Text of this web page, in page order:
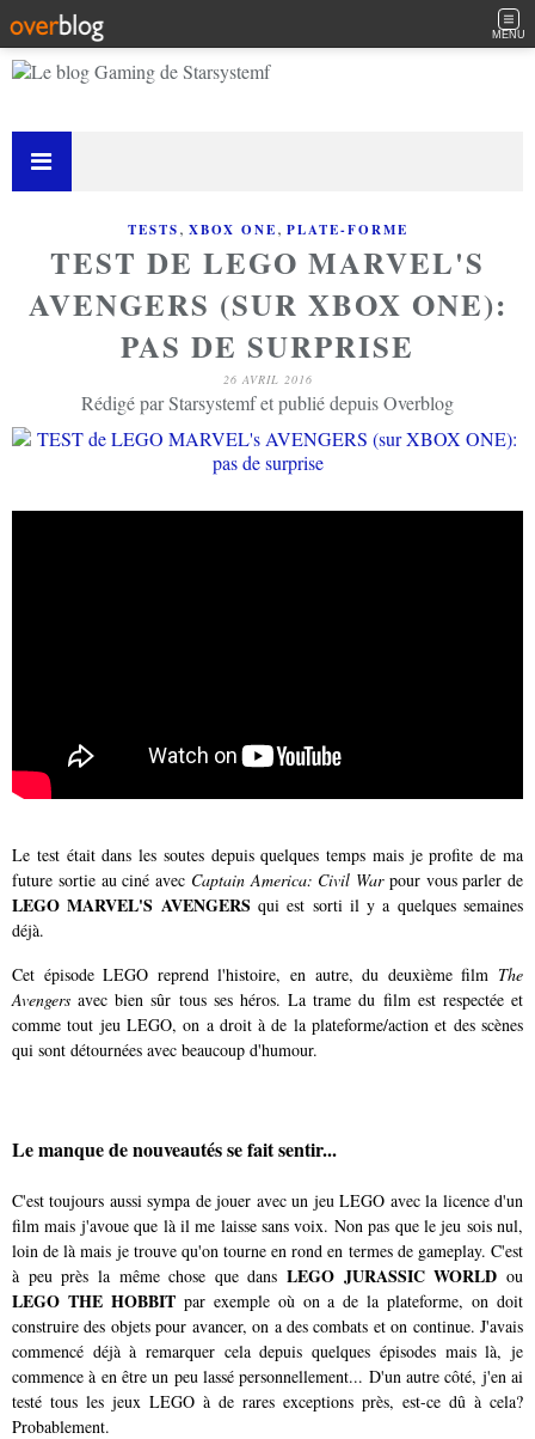
MENU
TESTS, XBOX ONE, PLATE-FORME
TEST DE LEGO MARVEL'S
AVENGERS (SUR XBOX ONE):
PAS DE SURPRISE
26 AVRIL 2016
Rédigé par Starsystemf et publié depuis Overblog
Le test était dans les soutes depuis quelques temps mais je profite de ma
future sortie au ciné avec Captain America: Civil Warpour vous parler de
LEGO MARVEL'S AVENGERS qui est sorti il y a quelques semaines
déjà.
Cet épisode LEGO reprend l'histoire, en autre, du deuxième film The
Avengers avec bien sûr tous ses héros. La trame du film est respectée et
comme tout jeu LEGO, on a droit à de la plateforme/action et des scènes
qui sont détournées avec beaucoup d'humour.
Le manque de nouveautés se fait sentir...
C'est toujours aussi sympa de jouer avec un jeu LEGO avec la licence d'un
film mais j'avoue que là il me laisse sans voix. Non pas que le jeu sois nul,
loin de là mais je trouve qu'on tourne en rond en termes de gameplay. C'est
à peu près la même chose que dansLEGO JURASSIC WORLD ou
LEGO THE HOBBITpar exemple où on a de la plateforme, on doit
construire des objets pour avancer, on a des combats et on continue. J'avais
commencé déjà à remarquer cela depuis quelques épisodes mais là, je
commence à en être un peu lassé personnellement... D'un autre côté, j'en ai
testé tous les jeux LEGO à de rares exceptions près, est-ce dû à cela?
Probablement.